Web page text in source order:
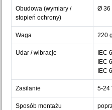
Obudowa (wymiary /
stopień ochrony)
Ø 36
Waga 220 g
Udar / wibracje
IEC
IEC
IEC
Zasilanie 5-24
Sposób montażu